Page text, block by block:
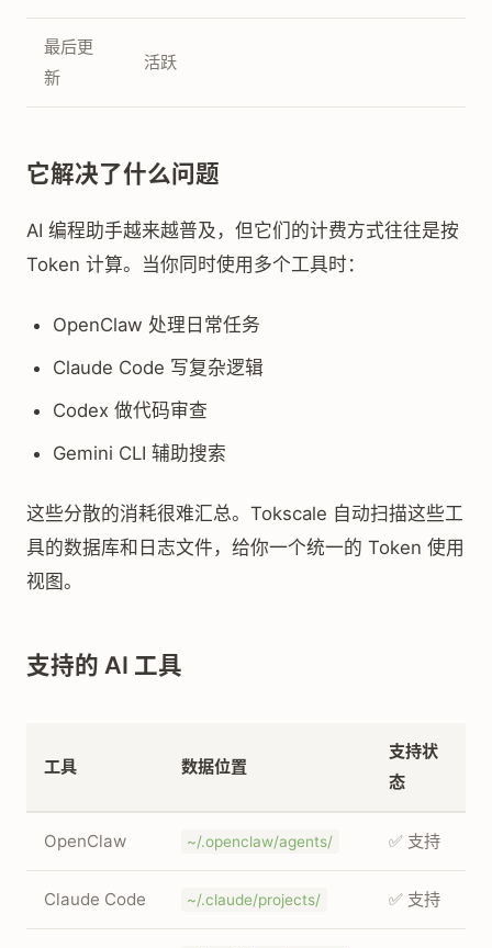
最后更
新
活跃
它解决了什么问题
AI 编程助手越来越普及，但它们的计费方式往往是按
Token 计算。当你同时使用多个工具时：
OpenClaw 处理日常任务
Claude Code 写复杂逻辑
Codex 做代码审查
Gemini CLI 辅助搜索
这些分散的消耗很难汇总。Tokscale 自动扫描这些工
具的数据库和日志文件，给你一个统一的 Token 使用
视图。
支持的 AI 工具
工具 数据位置
支持状
态
OpenClaw ~/.openclaw/agents/ ✅ 支持
Claude Code ~/.claude/projects/ ✅ 支持